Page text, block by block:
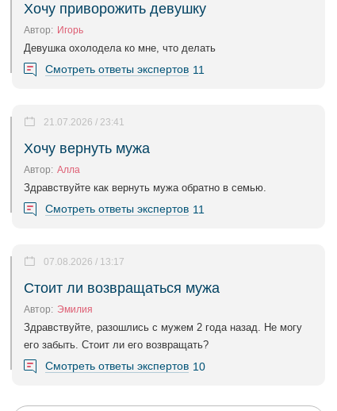
Хочу приворожить девушку
Автор: Игорь
Девушка охолодела ко мне, что делать
Смотреть ответы экспертов 11
Хочу вернуть мужа
21.07.2026 / 23:41
Автор: Алла
Здравствуйте как вернуть мужа обратно в семью.
Смотреть ответы экспертов 11
Стоит ли возвращаться мужа
07.08.2026 / 13:17
Автор: Эмилия
Здравствуйте, разошлись с мужем 2 года назад. Не могу
его забыть. Стоит ли его возвращать?
Смотреть ответы экспертов 10